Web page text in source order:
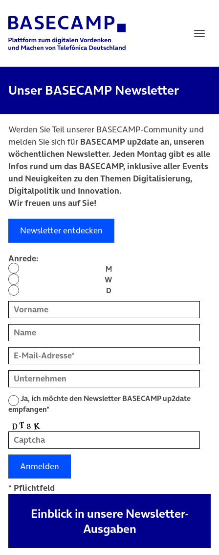
Main Navigation
Unser BASECAMP Newsletter
Werden Sie Teil unserer BASECAMP-Community und
melden Sie sich für BASECAMP up2date an, unseren
wöchentlichen Newsletter. Jeden Montag gibt es alle
Infos rund um das BASECAMP, inklusive aller Events
und Neuigkeiten zu den Themen Digitalisierung,
Digitalpolitik und Innovation.
Wir freuen uns auf Sie!
Newsletter entdecken
Anrede:
M
W
D
Vorname
Name
E-Mail-Adresse (erforderlich)
Unternehmen
Ja, ich möchte den Newsletter BASECAMP up2date
empfangen*
* Pflichtfeld
Einblick in unsere Newsletter-
Ausgaben